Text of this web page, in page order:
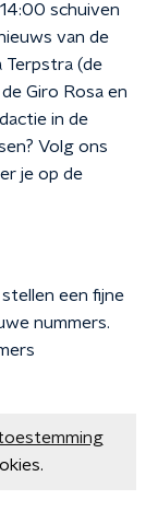
schuiven
van de
Terpstra (de
Giro Rosa en
in de
Volg ons
je op de
een fijne
nummers.